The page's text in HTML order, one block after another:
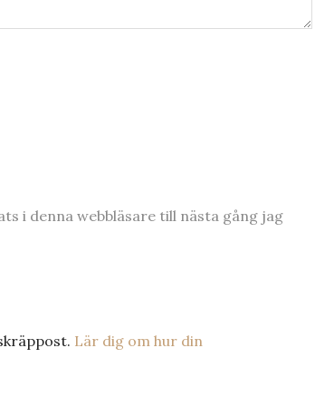
i denna webbläsare till nästa gång jag
Lär dig om hur din